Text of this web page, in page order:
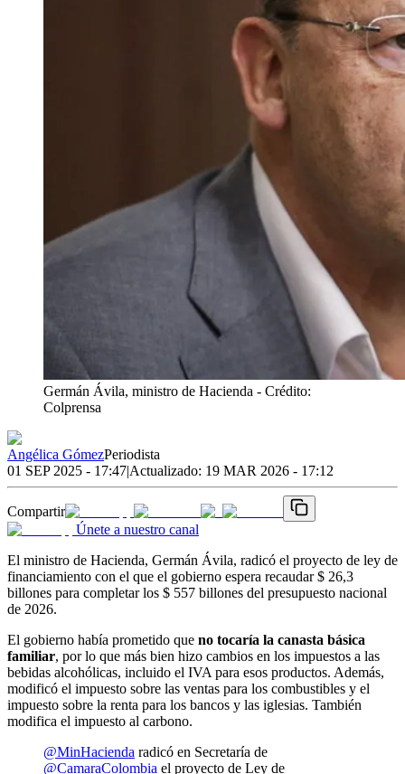
Germán Ávila, ministro de Hacienda - Crédito:
Colprensa
Angélica GómezPeriodista
01 SEP 2025 - 17:47|Actualizado: 19 MAR 2026 - 17:12
Compartir
Únete a nuestro canal
El ministro de Hacienda, Germán Ávila, radicó el proyecto de ley de
financiamiento con el que el gobierno espera recaudar $ 26,3
billones para completar los $ 557 billones del presupuesto nacional
de 2026.
El gobierno había prometido que no tocaría la canasta básica
familiar, por lo que más bien hizo cambios en los impuestos a las
bebidas alcohólicas, incluido el IVA para esos productos. Además,
modificó el impuesto sobre las ventas para los combustibles y el
impuesto sobre la renta para los bancos y las iglesias. También
modifica el impuesto al carbono.
@MinHacienda radicó en Secretaría de
@CamaraColombia el proyecto de Ley de